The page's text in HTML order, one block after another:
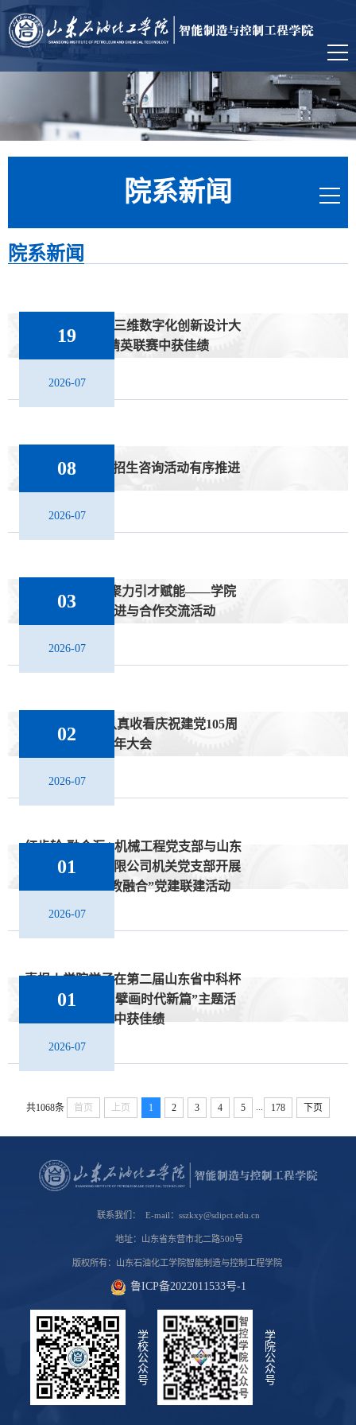
院系新闻
院系新闻
19
2026-07
学院学生在全国三维数字化创新设计大
赛18周年精英联赛中获佳绩
08
2026-07
学院2026年线下招生咨询活动有序推进
03
2026-07
深化校地交流 聚力引才赋能——学院
开展人才引进与合作交流活动
02
2026-07
学院组织师生认真收看庆祝建党105周
年大会
01
2026-07
红齿轮·融合汇 | 机械工程党支部与山东
信圆金属科技有限公司机关党支部开展
“红领赋能·产教融合”党建联建活动
01
2026-07
喜报丨学院学子在第二届山东省中科杯
“传承精神谱系 擘画时代新篇”主题活
动中获佳绩
共1068条 首页 上页 1 2 3 4 5 178 下页
联系我们： E-mail：sszkxy@sdipct.edu.cn
地址：山东省东营市北二路500号
版权所有：山东石油化工学院智能制造与控制工程学院
鲁ICP备2022011533号-1
学校公众号 学院公众号